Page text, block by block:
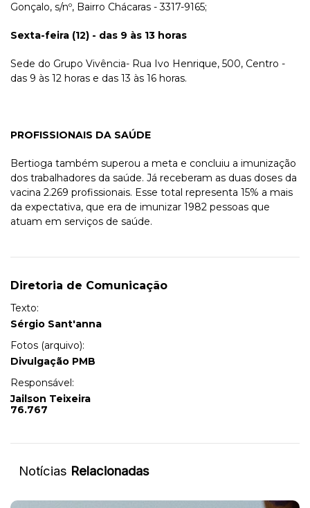
Gonçalo, s/nº, Bairro Chácaras - 3317-9165;
Sexta-feira (12) - das 9 às 13 horas
Sede do Grupo Vivência- Rua Ivo Henrique, 500, Centro -
das 9 às 12 horas e das 13 às 16 horas.
PROFISSIONAIS DA SAÚDE
Bertioga também superou a meta e concluiu a imunização
dos trabalhadores da saúde. Já receberam as duas doses da
vacina 2.269 profissionais. Esse total representa 15% a mais
da expectativa, que era de imunizar 1982 pessoas que
atuam em serviços de saúde.
Diretoria de Comunicação
Texto:
Sérgio Sant'anna
Fotos (arquivo):
Divulgação PMB
Responsável:
Jailson Teixeira
76.767
Notícias Relacionadas